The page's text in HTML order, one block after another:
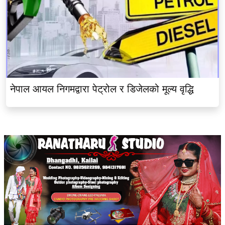
नेपाल आयल निगमद्वारा पेट्रोल र डिजेलको मूल्य वृद्धि